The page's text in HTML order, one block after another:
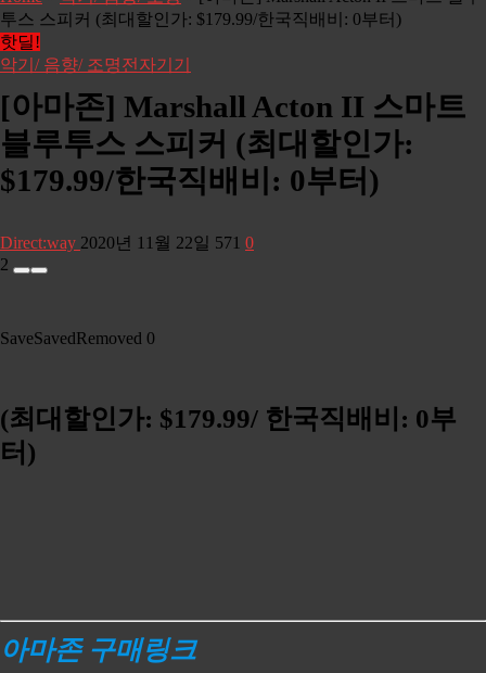
투스 스피커 (최대할인가: $179.99/한국직배비: 0부터)
핫딜!
악기/ 음향/ 조명전자기기
[아마존] Marshall Acton II 스마트
블루투스 스피커 (최대할인가:
$179.99/한국직배비: 0부터)
Direct:way 2020년 11월 22일 571 0
2
SaveSavedRemoved 0
(최대할인가: $179.99/ 한국직배비: 0부
터)
아마존 구매링크